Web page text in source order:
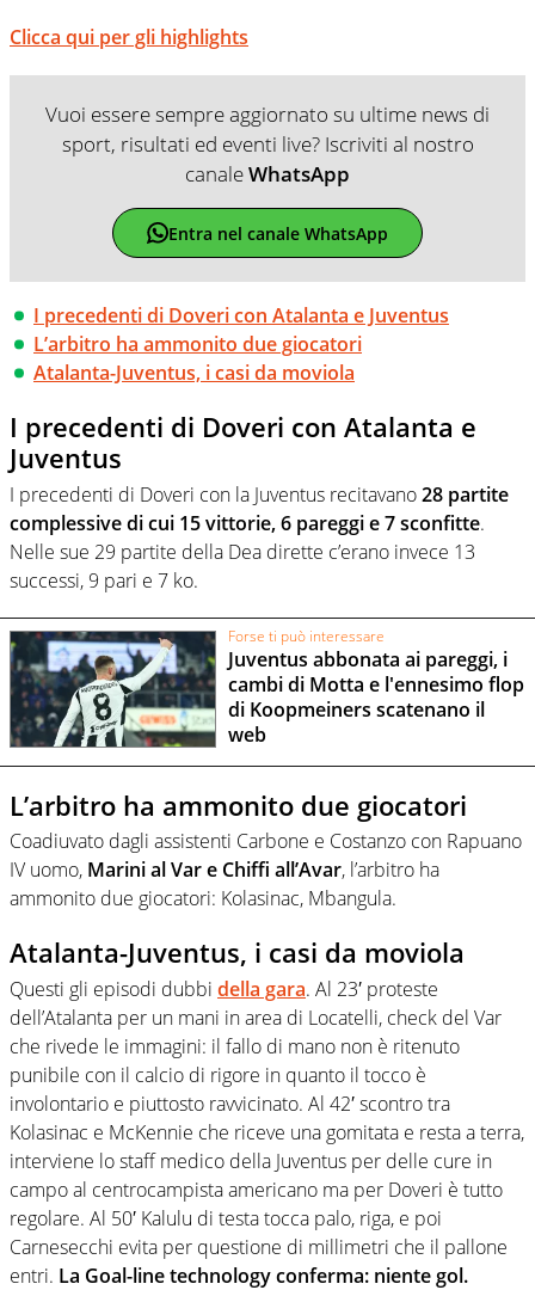
Clicca qui per gli highlights
Vuoi essere sempre aggiornato su ultime news di
sport, risultati ed eventi live? Iscriviti al nostro
canaleWhatsApp
Entra nel canale WhatsApp
I precedenti di Doveri con Atalanta e Juventus
L’arbitro ha ammonito due giocatori
Atalanta-Juventus, i casi da moviola
I precedenti di Doveri con Atalanta e
Juventus
I precedenti di Doveri con la Juventus recitavano28 partite
complessive di cui 15 vittorie, 6 pareggi e 7 sconfitte.
Nelle sue 29 partite della Dea dirette c’erano invece 13
successi, 9 pari e 7 ko.
Forse ti può interessare
Juventus abbonata ai pareggi, i
cambi di Motta e l'ennesimo flop
di Koopmeiners scatenano il
web
L’arbitro ha ammonito due giocatori
Coadiuvato dagli assistenti Carbone e Costanzo con Rapuano
IV uomo, Marini al Var e Chiffi all’Avar, l’arbitro ha
ammonito due giocatori: Kolasinac, Mbangula.
Atalanta-Juventus, i casi da moviola
Questi gli episodi dubbi della gara. Al 23′ proteste
dell’Atalanta per un mani in area di Locatelli, check del Var
che rivede le immagini: il fallo di mano non è ritenuto
punibile con il calcio di rigore in quanto il tocco è
involontario e piuttosto ravvicinato. Al 42′ scontro tra
Kolasinac e McKennie che riceve una gomitata e resta a terra,
interviene lo staff medico della Juventus per delle cure in
campo al centrocampista americano ma per Doveri è tutto
regolare. Al 50′ Kalulu di testa tocca palo, riga, e poi
Carnesecchi evita per questione di millimetri che il pallone
entri. La Goal-line technology conferma: niente gol.